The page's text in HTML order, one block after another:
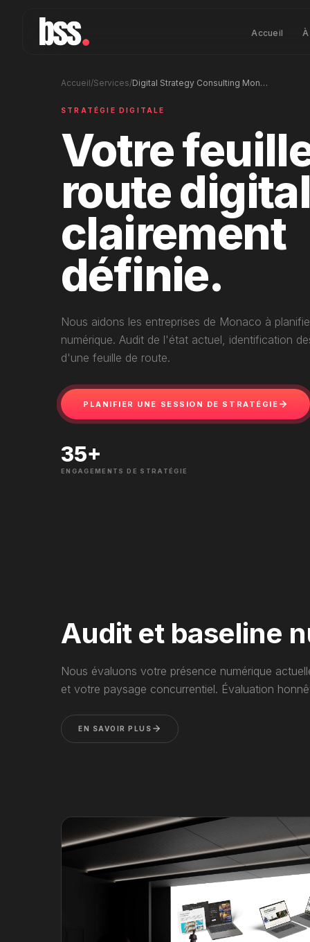
Accueil
Accueil/Services/ Digital Strategy Consulting Monaco – Growth Planning
STRATÉGIE DIGITALE
Votre
route
clairement
définie.
Nous aidons les entreprises de Monaco à
numérique. Audit de l'état actuel, identification
d'une feuille de route.
PLANIFIER UNE SESSION DE STRATÉGIE
35+
ENGAGEMENTS DE STRATÉGIE
Audit et baseline
Nous évaluons votre présence numérique
et votre paysage concurrentiel. Évaluation
EN SAVOIR PLUS